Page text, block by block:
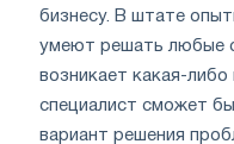
бизнесу. В штате
умеют решать любые
возникает какая-либо
специалист сможет
вариант решения